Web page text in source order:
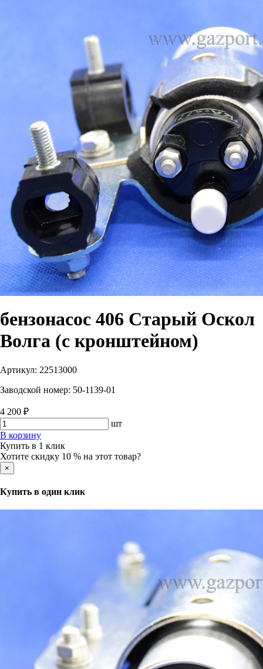
бензонасос 406 Старый Оскол
Волга (с кронштейном)
Артикул: 22513000
Заводской номер: 50-1139-01
4 200 ₽
шт
В корзину
Купить в 1 клик
Хотите скидку 10 % на этот товар?
×
Купить в один клик